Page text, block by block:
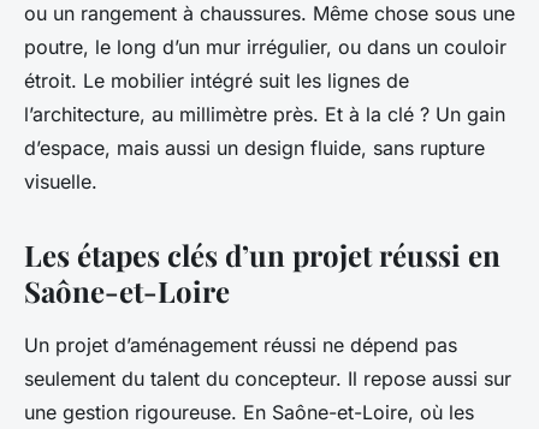
ou un rangement à chaussures. Même chose sous une
poutre, le long d’un mur irrégulier, ou dans un couloir
étroit. Le mobilier intégré suit les lignes de
l’architecture, au millimètre près. Et à la clé ? Un gain
d’espace, mais aussi un design fluide, sans rupture
visuelle.
Les étapes clés d’un projet réussi en
Saône-et-Loire
Un projet d’aménagement réussi ne dépend pas
seulement du talent du concepteur. Il repose aussi sur
une gestion rigoureuse. En Saône-et-Loire, où les